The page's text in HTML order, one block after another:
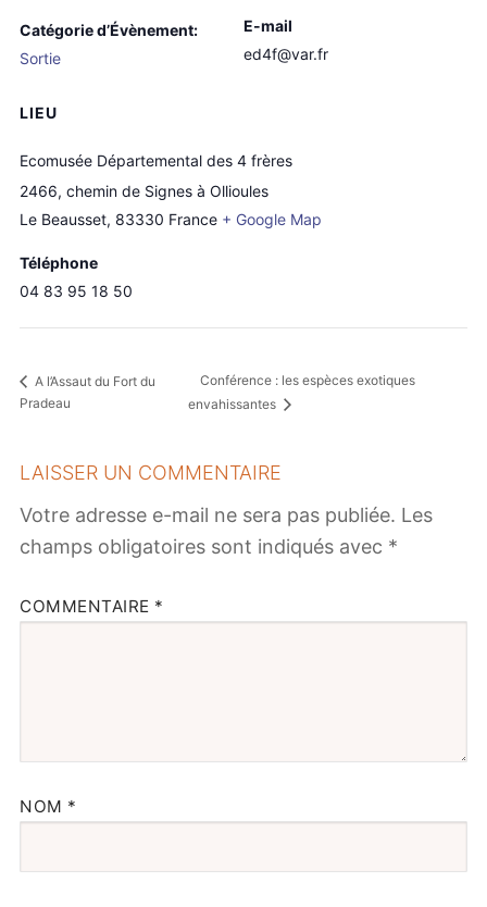
Catégorie d’Évènement:
Sortie
LIEU
Ecomusée Départemental des 4 frères
2466, chemin de Signes à Ollioules
Le Beausset, 83330 France + Google Map
Téléphone
04 83 95 18 50
E-mail
ed4f@var.fr
A l’Assaut du Fort du
Pradeau
Conférence : les espèces exotiques
envahissantes
LAISSER UN COMMENTAIRE
Votre adresse e-mail ne sera pas publiée. Les
champs obligatoires sont indiqués avec *
COMMENTAIRE *
NOM *